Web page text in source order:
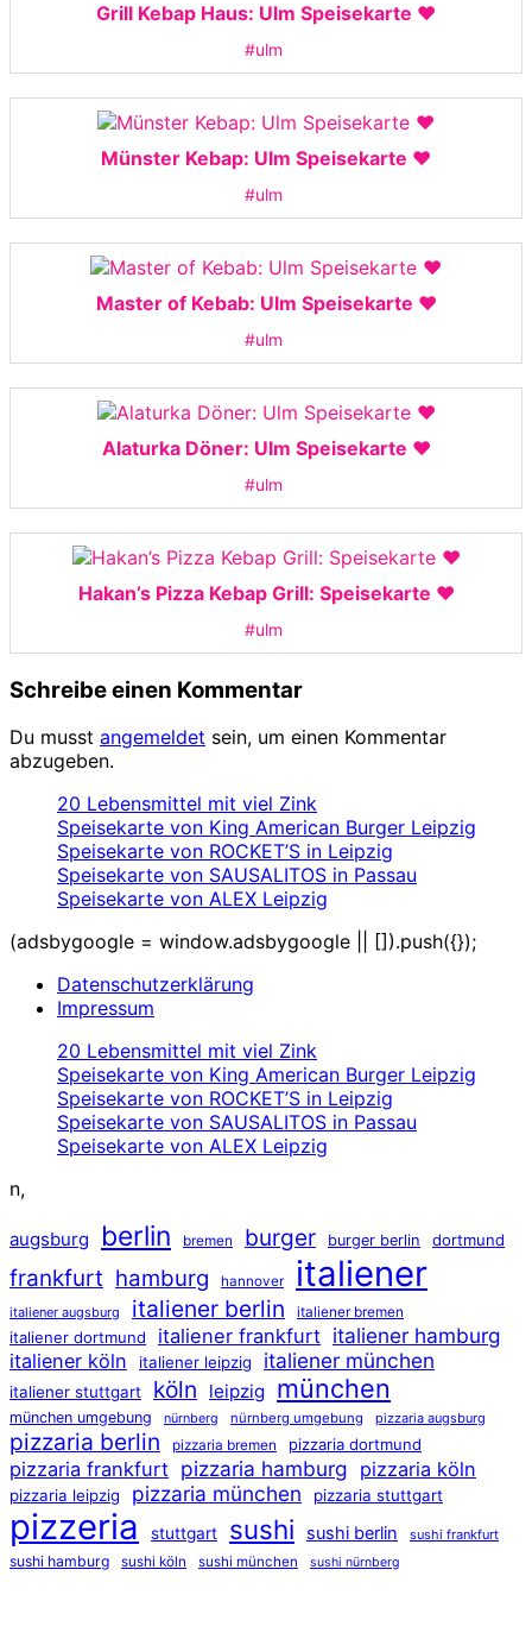
Grill Kebap Haus: Ulm Speisekarte ❤️
#ulm
Münster Kebap: Ulm Speisekarte ❤️
#ulm
Master of Kebab: Ulm Speisekarte ❤️
#ulm
Alaturka Döner: Ulm Speisekarte ❤️
#ulm
Hakan’s Pizza Kebap Grill: Speisekarte ❤️
#ulm
Schreibe einen Kommentar
Du musst angemeldet sein, um einen Kommentar
abzugeben.
20 Lebensmittel mit viel Zink
Speisekarte von King American Burger Leipzig
Speisekarte von ROCKET’S in Leipzig
Speisekarte von SAUSALITOS in Passau
Speisekarte von ALEX Leipzig
(adsbygoogle = window.adsbygoogle || []).push({});
Datenschutzerklärung
Impressum
20 Lebensmittel mit viel Zink
Speisekarte von King American Burger Leipzig
Speisekarte von ROCKET’S in Leipzig
Speisekarte von SAUSALITOS in Passau
Speisekarte von ALEX Leipzig
n,
augsburg berlin bremen burger burger berlin dortmund
frankfurt hamburg hannover italiener
italiener augsburg italiener berlin italiener bremen
italiener dortmund italiener frankfurt italiener hamburg
italiener köln italiener leipzig italiener münchen
italiener stuttgart köln leipzig münchen
münchen umgebung nürnberg nürnberg umgebung pizzaria augsburg
pizzaria berlin pizzaria bremen pizzaria dortmund
pizzaria frankfurt pizzaria hamburg pizzaria köln
pizzaria leipzig pizzaria münchen pizzaria stuttgart
pizzeria stuttgart sushi sushi berlin sushi frankfurt
sushi hamburg sushi köln sushi münchen sushi nürnberg